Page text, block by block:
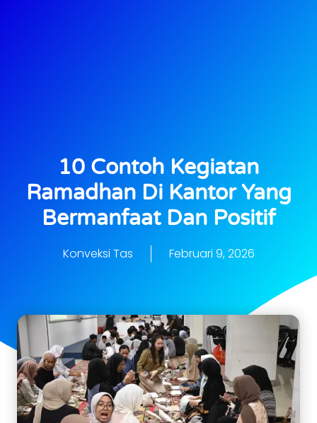
10 Contoh Kegiatan
Ramadhan Di Kantor Yang
Bermanfaat Dan Positif
Konveksi Tas Februari 9, 2026